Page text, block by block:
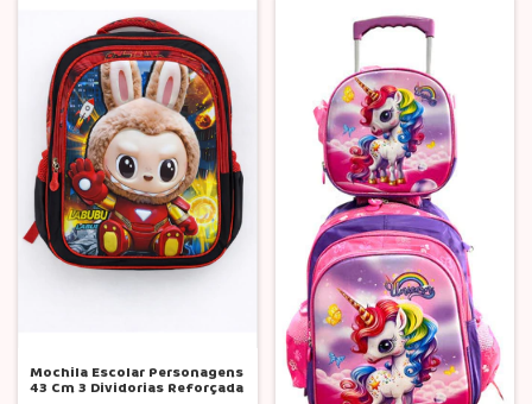
Mochila Escolar Personagens
43 Cm 3 Dividorias Reforçada